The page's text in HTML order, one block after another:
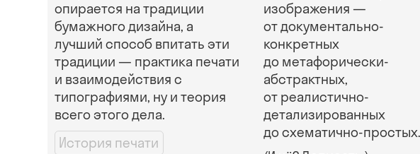
опирается на традиции
бумажного дизайна, а
лучший способ впитать эти
традиции — практика печати
и взаимодействия с
типографиями, ну и теория
всего этого дела.
История печати
изображения —
от документально-
конкретных
до метафорически-
абстрактных,
от реалистично-
детализированных
до схематично-простых.